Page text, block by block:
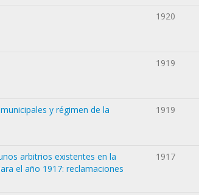
1920
1919
y régimen de la
1919
arbitrios existentes en la
el año 1917: reclamaciones
1917